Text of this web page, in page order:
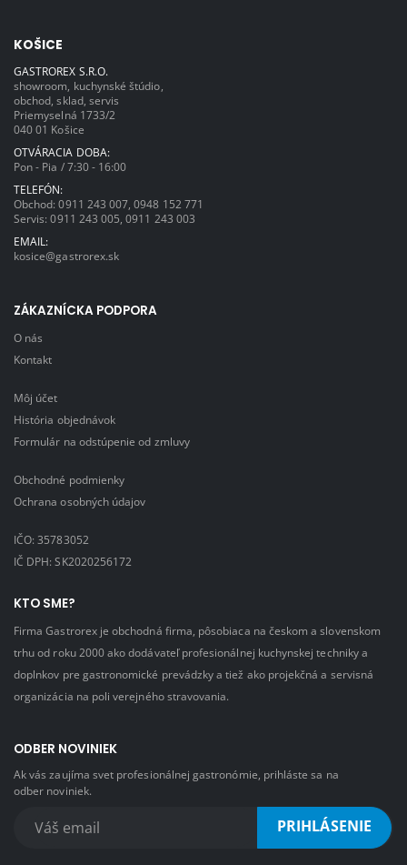
KOŠICE
GASTROREX S.R.O.
showroom, kuchynské štúdio,
obchod, sklad, servis
Priemyselná 1733/2
040 01 Košice
OTVÁRACIA DOBA:
Pon - Pia / 7:30 - 16:00
TELEFÓN:
Obchod:0911 243 007 ,0948 152 771
Servis:0911 243 005 ,0911 243 003
EMAIL:
kosice@gastrorex.sk
ZÁKAZNÍCKA PODPORA
O nás
Kontakt
Môj účet
História objednávok
Formulár na odstúpenie od zmluvy
Obchodné podmienky
Ochrana osobných údajov
IČO: 35783052
IČ DPH: SK2020256172
KTO SME?
Firma Gastrorex je obchodná firma, pôsobiaca na českom a slovenskom
trhu od roku 2000 ako dodávateľ profesionálnej kuchynskej techniky a
doplnkov pre gastronomické prevádzky a tiež ako projekčná a servisná
organizácia na poli verejného stravovania.
ODBER NOVINIEK
Ak vás zaujíma svet profesionálnej gastronómie, prihláste sa na
odber noviniek.